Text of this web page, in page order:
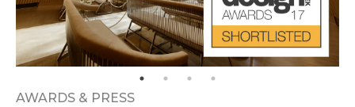
AWARDS & PRESS